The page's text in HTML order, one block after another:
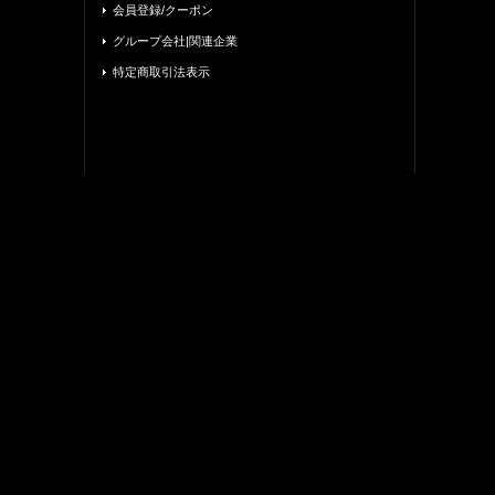
会員登録/クーポン
グループ会社|関連企業
特定商取引法表示